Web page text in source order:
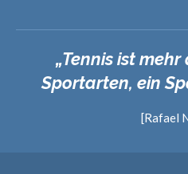
„Tennis ist
Sportarten, ein
[Rafael